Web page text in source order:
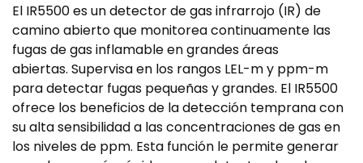
El IR5500 es un detector de gas infrarrojo (IR) de
camino abierto que monitorea continuamente las
fugas de gas inflamable en grandes áreas
abiertas. Supervisa en los rangos LEL-m y ppm-m
para detectar fugas pequeñas y grandes. El IR5500
ofrece los beneficios de la detección temprana con
su alta sensibilidad a las concentraciones de gas en
los niveles de ppm. Esta función le permite generar